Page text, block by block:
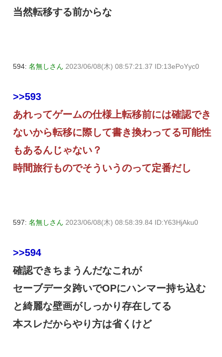
当然転移する前からな
594: 名無しさん 2023/06/08(木) 08:57:21.37 ID:13ePoYyc0
>>593
あれってゲームの仕様上転移前には確認でき
ないから転移に際して書き換わってる可能性
もあるんじゃない？
時間旅行ものでそういうのって定番だし
597: 名無しさん 2023/06/08(木) 08:58:39.84 ID:Y63HjAku0
>>594
確認できちまうんだなこれが
セーブデータ跨いでOPにハンマー持ち込む
と綺麗な壁画がしっかり存在してる
本スレだからやり方は省くけど